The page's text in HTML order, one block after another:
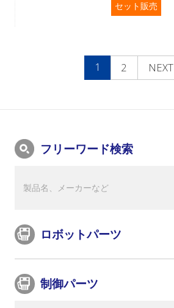
セット販売
1 2 NEXT
フリーワード検索
ロボットパーツ
制御パーツ